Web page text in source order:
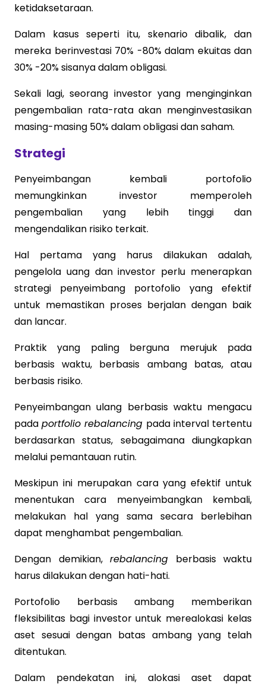
ketidaksetaraan.
Dalam kasus seperti itu, skenario dibalik, dan
mereka berinvestasi 70% -80% dalam ekuitas dan
30% -20% sisanya dalam obligasi.
Sekali lagi, seorang investor yang menginginkan
pengembalian rata-rata akan menginvestasikan
masing-masing 50% dalam obligasi dan saham.
Strategi
Penyeimbangan kembali portofolio
memungkinkan investor memperoleh
pengembalian yang lebih tinggi dan
mengendalikan risiko terkait.
Hal pertama yang harus dilakukan adalah,
pengelola uang dan investor perlu menerapkan
strategi penyeimbang portofolio yang efektif
untuk memastikan proses berjalan dengan baik
dan lancar.
Praktik yang paling berguna merujuk pada
berbasis waktu, berbasis ambang batas, atau
berbasis risiko.
Penyeimbangan ulang berbasis waktu mengacu
padaportfolio rebalancing pada interval tertentu
berdasarkan status, sebagaimana diungkapkan
melalui pemantauan rutin.
Meskipun ini merupakan cara yang efektif untuk
menentukan cara menyeimbangkan kembali,
melakukan hal yang sama secara berlebihan
dapat menghambat pengembalian.
Dengan demikian, rebalancing berbasis waktu
harus dilakukan dengan hati-hati.
Portofolio berbasis ambang memberikan
fleksibilitas bagi investor untuk merealokasi kelas
aset sesuai dengan batas ambang yang telah
ditentukan.
Dalam pendekatan ini, alokasi aset dapat